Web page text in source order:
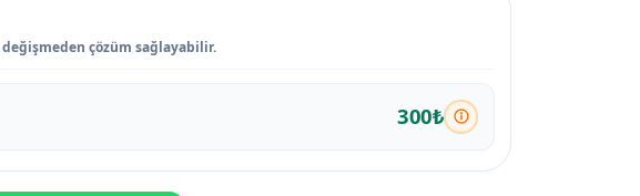
çözüm sağlayabilir.
300₺